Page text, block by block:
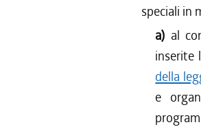
speciali in
a) al
inserite
della
e